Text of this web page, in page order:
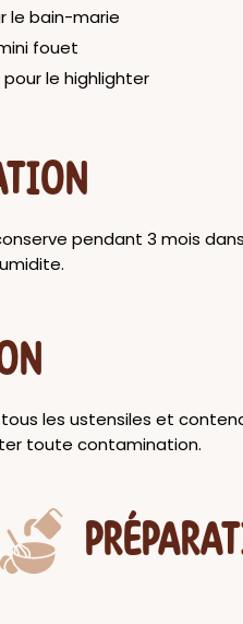
le bain-marie
fouet
le highlighter
pendant 3 mois
les ustensiles et
toute contamination.